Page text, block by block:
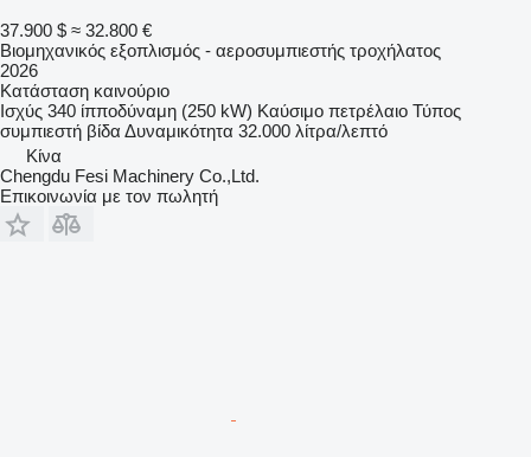
37.900 $ ≈ 32.800 €
Βιομηχανικός εξοπλισμός - αεροσυμπιεστής τροχήλατος
2026
Κατάσταση καινούριο
Ισχύς 340 ίπποδύναμη (250 kW) Καύσιμο πετρέλαιο Τύπος
συμπιεστή βίδα Δυναμικότητα 32.000 λίτρα/λεπτό
Κίνα
Chengdu Fesi Machinery Co.,Ltd.
Επικοινωνία με τον πωλητή